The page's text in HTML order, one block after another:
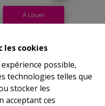
les cookies
possible,
technologies telles que
stocker les
acceptant ces
À Louer